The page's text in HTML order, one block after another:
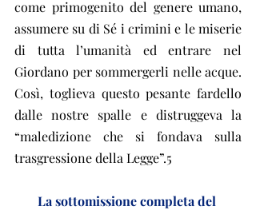
come primogenito del genere umano,
assumere su di Sé i crimini e le miserie
di tutta l’umanità ed entrare nel
Giordano per sommergerli nelle acque.
Così, toglieva questo pesante fardello
dalle nostre spalle e distruggeva la
“maledizione che si fondava sulla
trasgressione della Legge”.5
La sottomissione completa del